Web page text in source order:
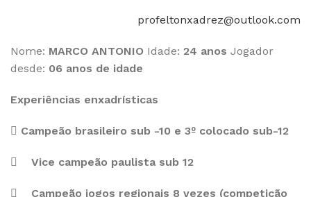
profeltonxadrez@outlook.com
Nome: MARCO ANTONIO Idade: 24 anos Jogador
desde: 06 anos de idade
Experiências enxadrísticas
 Campeão brasileiro sub -10 e 3º colocado sub-12
 Vice campeão paulista sub 12
 Campeão jogos regionais 8 vezes (competição